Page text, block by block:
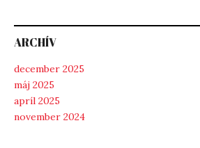
ARCHÍV
december 2025
máj 2025
apríl 2025
november 2024